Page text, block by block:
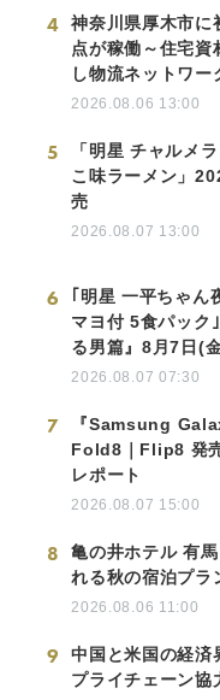
4
神奈川県厚木市に
点が稼働～住宅資
し物流ネットワー
2026.08.06 13:00
5
「明星 チャルメ
こ味ラーメン」
売
2026.08.07 13:00
6
｢明星 一平ちゃん
マヨ付 5食パック
る男篇』8月7日(
2026.08.07 07:30
7
『Samsung
Fold8｜Flip8 発
レポート
2026.08.07 15:00
8
亀の井ホテル 有
れる秋の宿泊プラ
2026.08.06 11:00
9
中国と米国の経済
プライチェーン協